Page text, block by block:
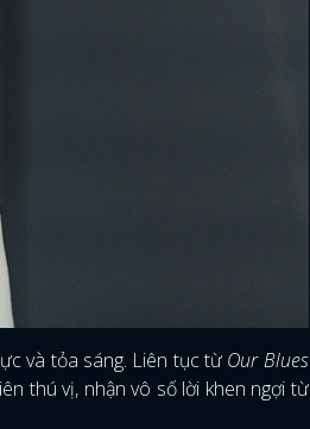
và tỏa sáng. Liên tục từ Our Blues
thú vị, nhận vô số lời khen ngợi từ